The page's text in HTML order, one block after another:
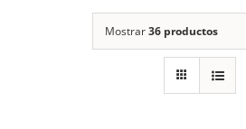
CONTACTO
Mostrar36 productos